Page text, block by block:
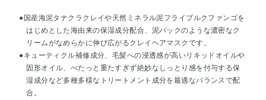
●国産海泥タナクラクレイや天然ミネラル泥フライブルクファンゴを
はじめとした海由来の保湿成分配合、泥パックのような濃密なク
リームがなめらかに伸び広がるクレイヘアマスクです。
●キューティクル補修成分、毛髪への浸透感が高いリキッドオイルや
固形オイル、べたっと重たすぎず絶妙なしっとり感を付与する保
湿成分など多種多様なトリートメント成分を最適なバランスで配
合。